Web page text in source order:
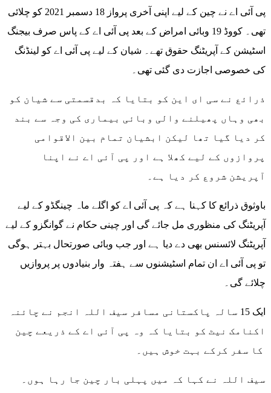
پی آئی اے نے چین کے لیے اپنی آخری پرواز 18 دسمبر 2021 کو چلائی
تھی۔ کووڈ 19 وبائی امراض کے بعد پی آئی اے کے پاس صرف بیجنگ
اسٹیشن کے آپریٹنگ حقوق تھے۔ شیان کے لیے پی آئی اے کو لینڈنگ
کی خصوصی اجازت دی گئی تھی۔
ذرائع نے سی ای این کو بتایا کہ بدقسمتی سے شیان کو
بھی وہاں پھیلنے والی وبائی بیماری کی وجہ سے بند
کر دیا گیا تھا لیکن ابشیان تمام بین الاقوامی
پروازوں کے لیے کھلا ہے اور پی آئی اے نے اپنا
آپریشن شروع کر دیا ہے۔
آپریٹنگ کی منظوری مل جائے گی اور چینی حکام نے گوانگزو کے لیے
آپریٹنگ لائسنس بھی دے دیا ہے اور جب وبائی صورتحال بہتر ہوگی
تو پی آئی اے ان تمام اسٹیشنوں سے ہفتہ وار بنیادوں پر پروازیں
چلائے گی۔
اکنامک نیٹ کو بتایا کہ وہ پی آئی اے کے ذریعے چین
سیف اللہ نے کہا کہ میں پہلی بار چین جا رہا ہوں۔